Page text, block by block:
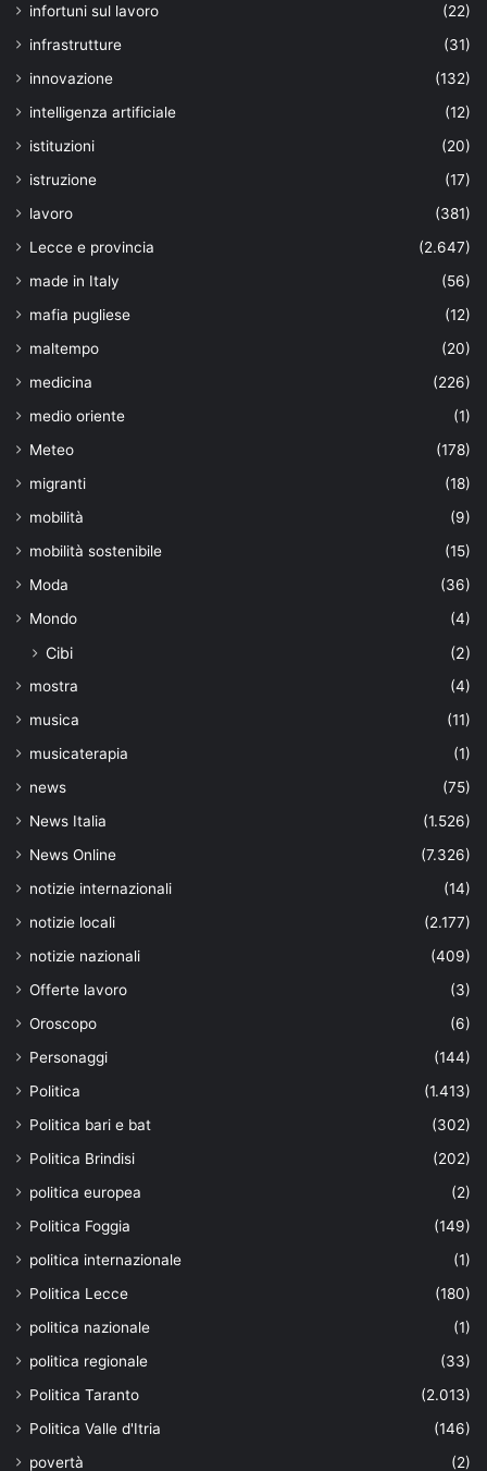
infortuni sul lavoro
(22)
infrastrutture
(31)
innovazione
(132)
intelligenza artificiale
(12)
istituzioni
(20)
istruzione
(17)
lavoro
(381)
Lecce e provincia
(2.647)
made in Italy
(56)
mafia pugliese
(12)
maltempo
(20)
medicina
(226)
medio oriente
(1)
Meteo
(178)
migranti
(18)
mobilità
(9)
mobilità sostenibile
(15)
Moda
(36)
Mondo
(4)
Cibi (2)
mostra
(4)
musica
(11)
musicaterapia
(1)
news
(75)
News Italia
(1.526)
News Online
(7.326)
notizie internazionali
(14)
notizie locali
(2.177)
notizie nazionali
(409)
Offerte lavoro
(3)
Oroscopo
(6)
Personaggi
(144)
Politica
(1.413)
Politica bari e bat
(302)
Politica Brindisi
(202)
politica europea
(2)
Politica Foggia
(149)
politica internazionale
(1)
Politica Lecce
(180)
politica nazionale
(1)
politica regionale
(33)
Politica Taranto
(2.013)
Politica Valle d'Itria
(146)
povertà
(2)